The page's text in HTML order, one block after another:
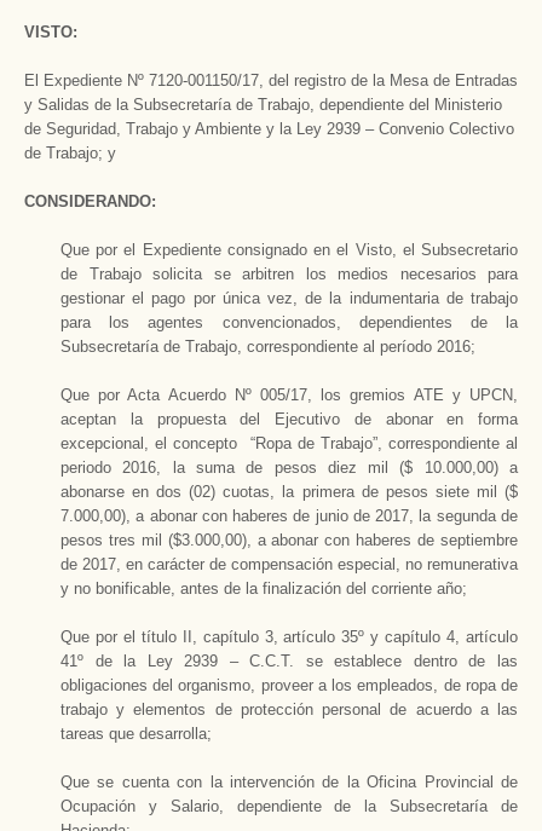
VISTO:
El Expediente Nº 7120-001150/17, del registro de la Mesa de Entradas
y Salidas de la Subsecretaría de Trabajo, dependiente del Ministerio
de Seguridad, Trabajo y Ambiente y la Ley 2939 – Convenio Colectivo
de Trabajo; y
CONSIDERANDO:
Que por el Expediente consignado en el Visto, el Subsecretario
de Trabajo solicita se arbitren los medios necesarios para
gestionar el pago por única vez, de la indumentaria de trabajo
para los agentes convencionados, dependientes de la
Subsecretaría de Trabajo, correspondiente al período 2016;
Que por Acta Acuerdo Nº 005/17, los gremios ATE y UPCN,
aceptan la propuesta del Ejecutivo de abonar en forma
excepcional, el concepto “Ropa de Trabajo”, correspondiente al
periodo 2016, la suma de pesos diez mil ($ 10.000,00) a
abonarse en dos (02) cuotas, la primera de pesos siete mil ($
7.000,00), a abonar con haberes de junio de 2017, la segunda de
pesos tres mil ($3.000,00), a abonar con haberes de septiembre
de 2017, en carácter de compensación especial, no remunerativa
y no bonificable, antes de la finalización del corriente año;
Que por el título II, capítulo 3, artículo 35º y capítulo 4, artículo
41º de la Ley 2939 – C.C.T. se establece dentro de las
obligaciones del organismo, proveer a los empleados, de ropa de
trabajo y elementos de protección personal de acuerdo a las
tareas que desarrolla;
Que se cuenta con la intervención de la Oficina Provincial de
Ocupación y Salario, dependiente de la Subsecretaría de